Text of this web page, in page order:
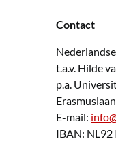
Contact
t.a.v. Hilde
p.a.
E-mail:
IBAN: